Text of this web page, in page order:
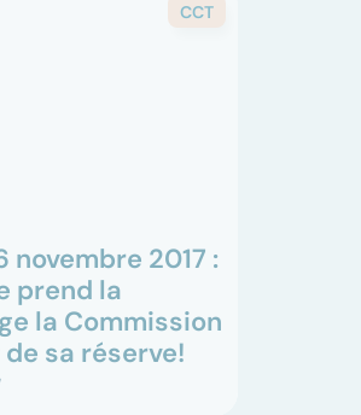
CCT
2017 :
prend la
la Commission
sa réserve!
peuple neuchâtelois